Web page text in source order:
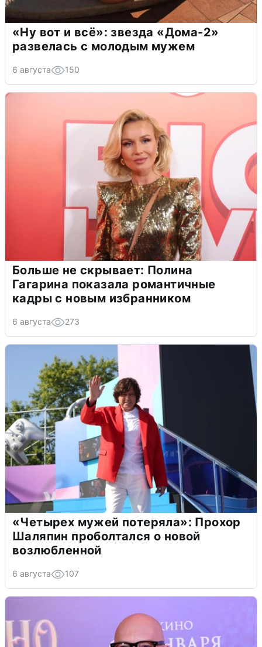
«Ну вот и всё»: звезда «Дома-2»
развелась с молодым мужем
6 августа 150
Больше не скрывает: Полина
Гагарина показала романтичные
кадры с новым избранником
6 августа 273
«Четырех мужей потеряла»: Прохор
Шаляпин проболтался о новой
возлюбленной
6 августа 107